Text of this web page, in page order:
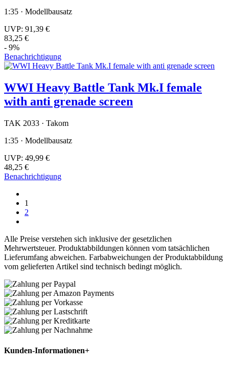
1:35 · Modellbausatz
UVP: 91,39 €
83,25 €
- 9%
Benachrichtigung
WWI Heavy Battle Tank Mk.I female
with anti grenade screen
TAK 2033 · Takom
1:35 · Modellbausatz
UVP: 49,99 €
48,25 €
Benachrichtigung
1
2
Alle Preise verstehen sich inklusive der gesetzlichen
Mehrwertsteuer. Produktabbildungen können vom tatsächlichen
Lieferumfang abweichen. Farbabweichungen der Produktabbildung
vom gelieferten Artikel sind technisch bedingt möglich.
Kunden-Informationen+